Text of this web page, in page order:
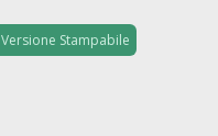
Versione Stampabile